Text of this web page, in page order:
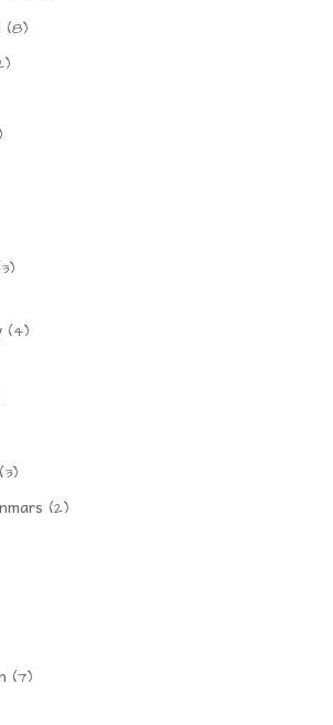
(8)
(4)
(3)
(2)
(7)